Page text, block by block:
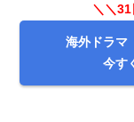
＼＼
海外ドラマ
今す